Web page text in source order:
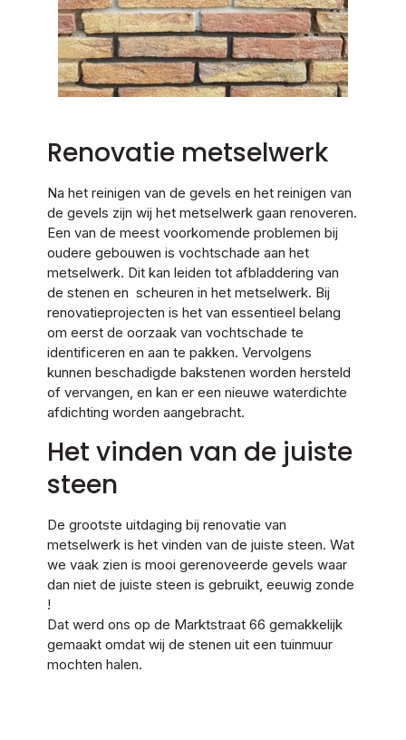
Renovatie metselwerk
Na het reinigen van de gevels en het reinigen van
de gevels zijn wij het metselwerk gaan renoveren.
Een van de meest voorkomende problemen bij
oudere gebouwen is vochtschade aan het
metselwerk. Dit kan leiden tot afbladdering van
de stenen en scheuren in het metselwerk. Bij
renovatieprojecten is het van essentieel belang
om eerst de oorzaak van vochtschade te
identificeren en aan te pakken. Vervolgens
kunnen beschadigde bakstenen worden hersteld
of vervangen, en kan er een nieuwe waterdichte
afdichting worden aangebracht.
Het vinden van de juiste
steen
De grootste uitdaging bij renovatie van
metselwerk is het vinden van de juiste steen. Wat
we vaak zien is mooi gerenoveerde gevels waar
dan niet de juiste steen is gebruikt, eeuwig zonde
!
Dat werd ons op de Marktstraat 66 gemakkelijk
gemaakt omdat wij de stenen uit een tuinmuur
mochten halen.